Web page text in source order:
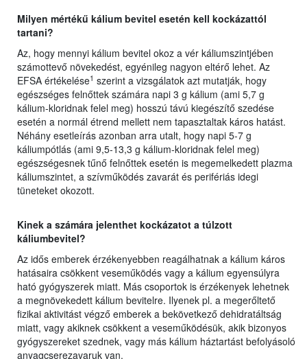
Milyen mértékű kálium bevitel esetén kell kockázattól
tartani?
Az, hogy mennyi kálium bevitel okoz a vér káliumszintjében
számottevő növekedést, egyénileg nagyon eltérő lehet. Az
EFSA értékelése1 szerint a vizsgálatok azt mutatják, hogy
egészséges felnőttek számára napi 3 g kálium (ami 5,7 g
kálium-kloridnak felel meg) hosszú távú kiegészítő szedése
esetén a normál étrend mellett nem tapasztaltak káros hatást.
Néhány esetleírás azonban arra utalt, hogy napi 5-7 g
káliumpótlás (ami 9,5-13,3 g kálium-kloridnak felel meg)
egészségesnek tűnő felnőttek esetén is megemelkedett plazma
káliumszintet, a szívműködés zavarát és perifériás idegi
tüneteket okozott.
Kinek a számára jelenthet kockázatot a túlzott
káliumbevitel?
Az idős emberek érzékenyebben reagálhatnak a kálium káros
hatásaira csökkent veseműködés vagy a kálium egyensúlyra
ható gyógyszerek miatt. Más csoportok is érzékenyek lehetnek
a megnövekedett kálium bevitelre. Ilyenek pl. a megerőltető
fizikai aktivitást végző emberek a bekövetkező dehidratáltság
miatt, vagy akiknek csökkent a veseműködésük, akik bizonyos
gyógyszereket szednek, vagy más kálium háztartást befolyásoló
anyagcserezavaruk van.